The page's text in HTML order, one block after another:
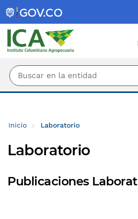
Inicio Laboratorio
Laboratorio
Publicaciones